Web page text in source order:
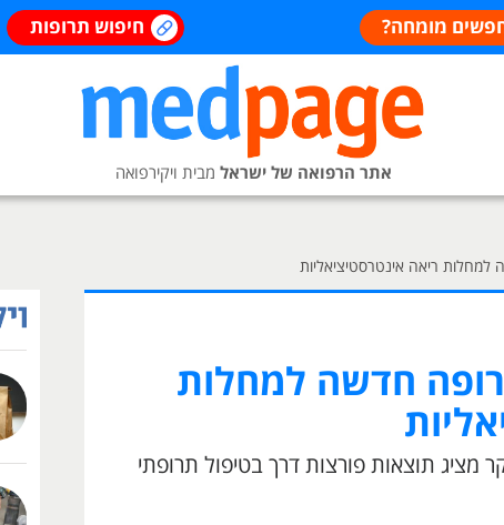
מומחה? חיפוש תרופות
אתר הרפואה של ישראל מבית ויקירפואה
למחלות ריאה אינטרסטיציאליות
חדשה למחלות
מציג תוצאות פורצות דרך בטיפול תרופתי